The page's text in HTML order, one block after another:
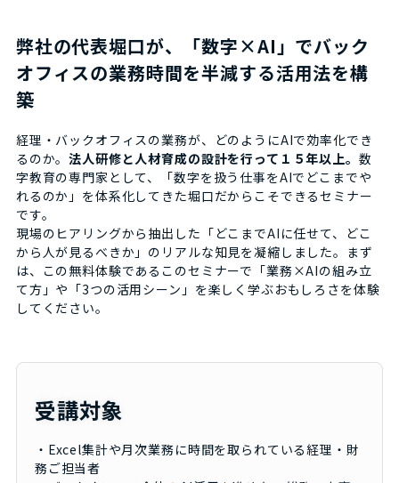
弊社の代表堀口が、「数字×AI」でバック
オフィスの業務時間を半減する活用法を構
築
経理・バックオフィスの業務が、どのようにAIで効率化でき
るのか。法人研修と人材育成の設計を行って１５年以上。 数
字教育の専門家として、「数字を扱う仕事をAIでどこまでや
れるのか」を体系化してきた堀口だからこそできるセミナー
です。
現場のヒアリングから抽出した「どこまでAIに任せて、どこ
から人が見るべきか」のリアルな知見を凝縮しました。まず
は、この無料体験であるこのセミナーで「業務×AIの組み立
て方」や「3つの活用シーン」を楽しく学ぶおもしろさを体験
してください。
受講対象
・Excel集計や月次業務に時間を取られている経理・財
務ご担当者